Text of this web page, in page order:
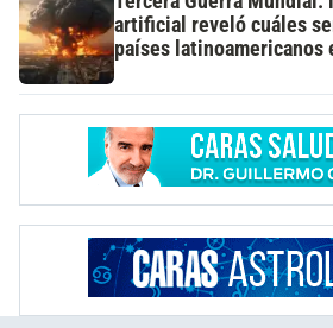
artificial reveló cuáles
países latinoamericanos